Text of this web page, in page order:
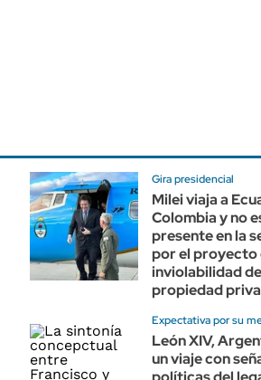
Gira presidencial
Milei viaja a
Colombia y no
presente en la
por el proyecto
inviolabilidad
propiedad
Expectativa por su
León XIV,
un viaje con